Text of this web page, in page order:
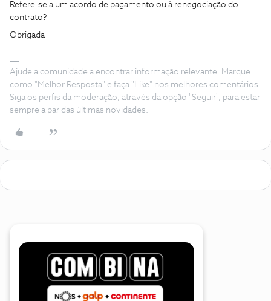
Refere-se a um acordo de pagamento ou à renegociação do
contrato?
Obrigada
Ajude a comunidade a encontrar informação relevante. Marque
como "Melhor Resposta" e faça "Like" nos melhores comentários.
Siga os perfis da moderação, através da opção "Seguir", para estar
sempre a par das últimas novidades.